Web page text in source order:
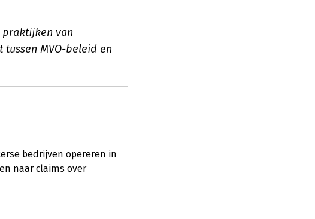
praktijken van
MVO-beleid en
bedrijven opereren in
naar claims over